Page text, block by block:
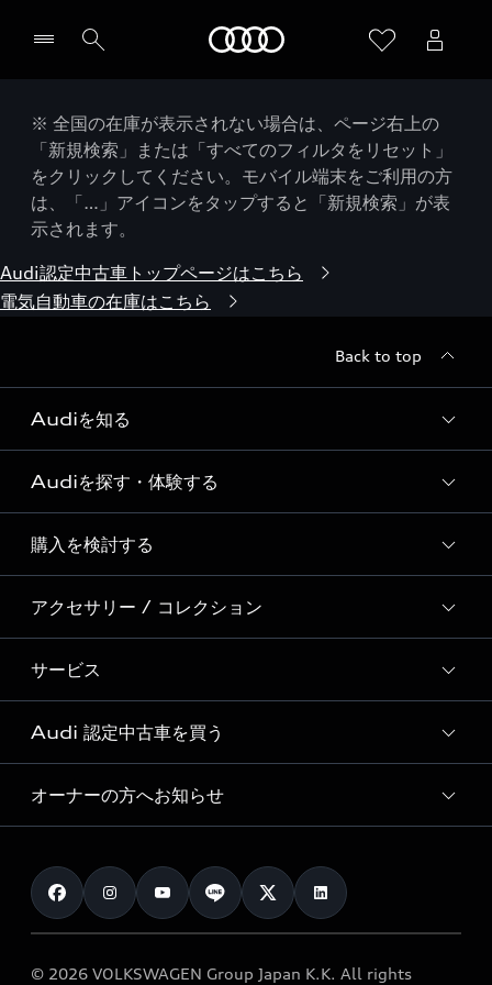
※ 全国の在庫が表示されない場合は、ページ右上の
「新規検索」または「すべてのフィルタをリセット」
をクリックしてください。モバイル端末をご利用の方
は、「…」アイコンをタップすると「新規検索」が表
示されます。
Audi認定中古車トップページはこちら
電気自動車の在庫はこちら
Back to top
Audiを知る
Audi ブランド
Story of Progress
Audi Sport
Formula 1®
デジタルサービス
Audiを探す・体験する
ディーラー検索
新車在庫検索
試乗車・展示車検索
見積り依頼
試乗予約
購入を検討する
モデル一覧
特別仕様モデル / 限定モデル
e-tronラインアップ
価格シミュレーション
車両比較
カタログ一覧
アクセサリー / コレクション
純正アクセサリー
オンラインショップ
Audi collection
アウディナビアプリ
サービス
サービス入庫予約
サービスプログラム
メンテナンス
車検 / 定期点検
e-tronアフターサポート
Audi 認定中古車を買う
Audi認定中古車
クオリティ
保証
メンテナンス
オーナーの方へお知らせ
お知らせ
オーナー様向けキャンペーン
© 2026 VOLKSWAGEN Group Japan K.K. All rights